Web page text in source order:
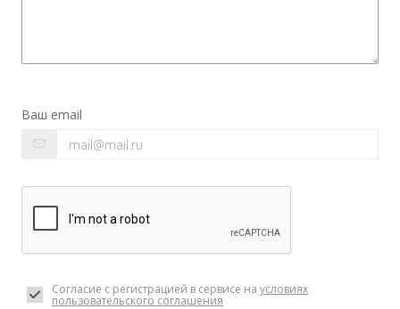
Ваш email
Согласие с регистрацией в сервисе на условиях
пользовательского соглашения